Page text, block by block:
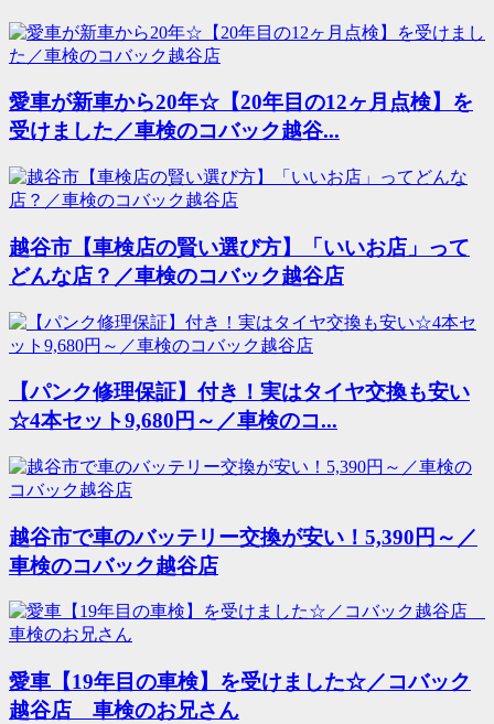
愛車が新車から20年☆【20年目の12ヶ月点検】を
受けました／車検のコバック越谷...
越谷市【車検店の賢い選び方】「いいお店」って
どんな店？／車検のコバック越谷店
【パンク修理保証】付き！実はタイヤ交換も安い
☆4本セット9,680円～／車検のコ...
越谷市で車のバッテリー交換が安い！5,390円～／
車検のコバック越谷店
愛車【19年目の車検】を受けました☆／コバック
越谷店 車検のお兄さん